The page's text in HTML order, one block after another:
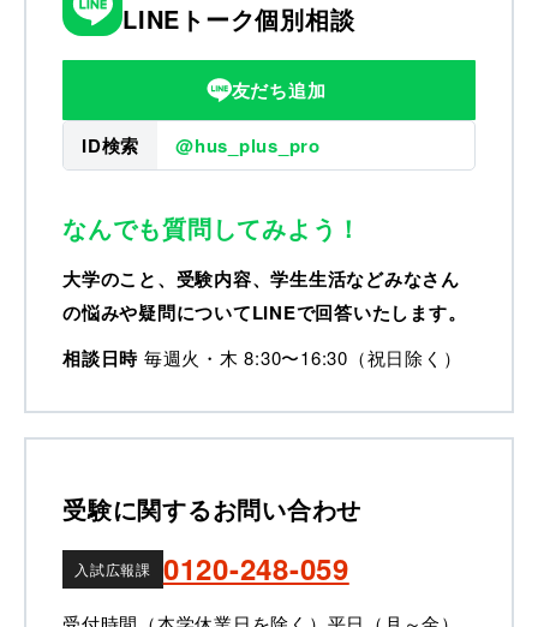
LINEトーク個別相談
友だち追加
ID検索 @hus_plus_pro
なんでも質問してみよう！
大学のこと、受験内容、学生生活などみなさん
の悩みや疑問についてLINEで回答いたします。
相談日時 毎週火・木 8:30〜16:30（祝日除く）
受験に関するお問い合わせ
入試広報課 0120-248-059